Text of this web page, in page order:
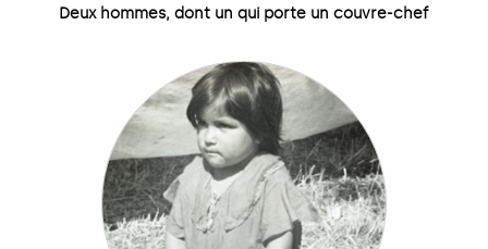
Deux hommes, dont un qui porte un couvre-chef